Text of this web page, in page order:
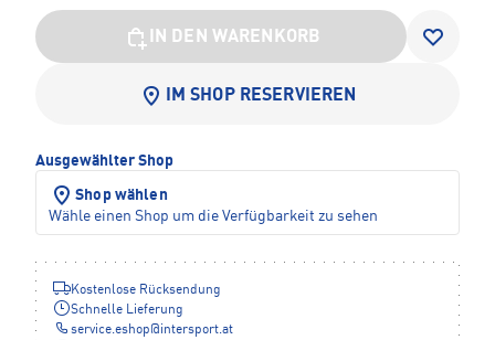
IN DEN WARENKORB
IM SHOP RESERVIEREN
Ausgewählter Shop
Shop wählen
Wähle einen Shop um die Verfügbarkeit zu sehen
Kostenlose Rücksendung
Schnelle Lieferung
service.eshop@intersport.at